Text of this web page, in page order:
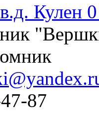
Кулен
87